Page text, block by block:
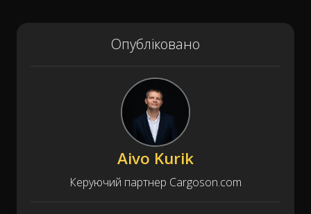
Опубліковано
Aivo Kurik
Керуючий партнер Cargoson.com